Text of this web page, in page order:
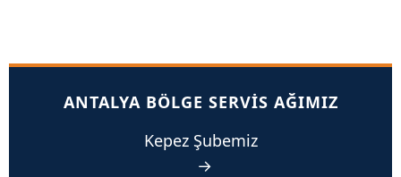
ANTALYA BÖLGE SERVIS AĞIMIZ
Kepez Şubemiz
→